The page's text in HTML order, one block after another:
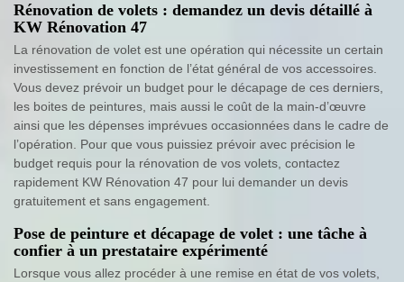
Rénovation de volets : demandez un devis détaillé à
KW Rénovation 47
La rénovation de volet est une opération qui nécessite un certain
investissement en fonction de l’état général de vos accessoires.
Vous devez prévoir un budget pour le décapage de ces derniers,
les boites de peintures, mais aussi le coût de la main-d’œuvre
ainsi que les dépenses imprévues occasionnées dans le cadre de
l’opération. Pour que vous puissiez prévoir avec précision le
budget requis pour la rénovation de vos volets, contactez
rapidement KW Rénovation 47 pour lui demander un devis
gratuitement et sans engagement.
Pose de peinture et décapage de volet : une tâche à
confier à un prestataire expérimenté
Lorsque vous allez procéder à une remise en état de vos volets,